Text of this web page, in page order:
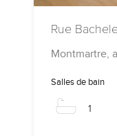
Rue
Montmartre,
Salles de bain
1